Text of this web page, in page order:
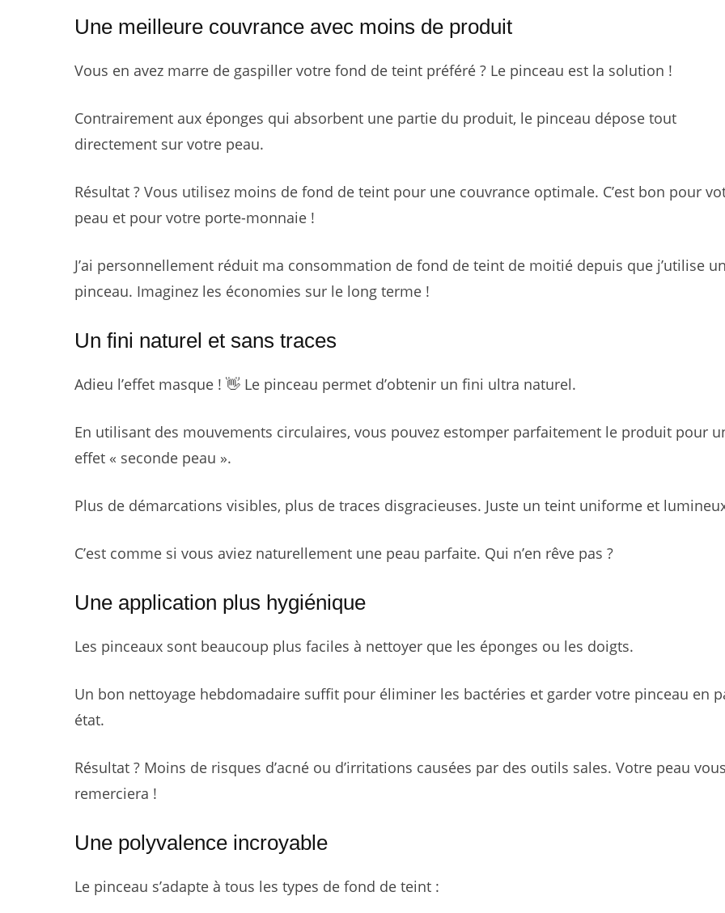
Une meilleure couvrance avec moins de produit
Vous en avez marre de gaspiller votre fond de teint préféré ? Le pinceau est la solution !
Contrairement aux éponges qui absorbent une partie du produit, le pinceau dépose tout
directement sur votre peau.
Résultat ? Vous utilisez moins de fond de teint pour une couvrance optimale. C’est bon pour
peau et pour votre porte-monnaie !
J’ai personnellement réduit ma consommation de fond de teint de moitié depuis que j’utilise un
pinceau. Imaginez les économies sur le long terme !
Un fini naturel et sans traces
Adieu l’effet masque ! 👋 Le pinceau permet d’obtenir un fini ultra naturel.
En utilisant des mouvements circulaires, vous pouvez estomper parfaitement le produit pour
effet « seconde peau ».
Plus de démarcations visibles, plus de traces disgracieuses. Juste un teint uniforme et
C’est comme si vous aviez naturellement une peau parfaite. Qui n’en rêve pas ?
Une application plus hygiénique
Les pinceaux sont beaucoup plus faciles à nettoyer que les éponges ou les doigts.
Un bon nettoyage hebdomadaire suffit pour éliminer les bactéries et garder votre pinceau en
état.
Résultat ? Moins de risques d’acné ou d’irritations causées par des outils sales. Votre peau vous
remerciera !
Une polyvalence incroyable
Le pinceau s’adapte à tous les types de fond de teint :